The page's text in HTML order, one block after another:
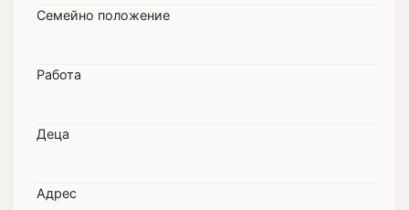
Семейно положение
Работа
Деца
Адрес